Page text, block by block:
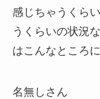
感じちゃうくら
うくらいの状況
はこんなところ
名無しさん